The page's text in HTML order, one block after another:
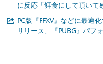
に反応「餌食にして頂いて
PC版『FFXV』などに最適
リリース、『PUBG』パフ